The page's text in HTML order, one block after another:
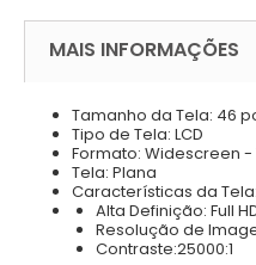
MAIS INFORMAÇÕES
Tamanho da Tela: 46
Tipo de Tela: LCD
Formato: Widescreen -
Tela: Plana
Características da Tela:
Alta Definição: Full
Resolução de
Contraste:25000:1